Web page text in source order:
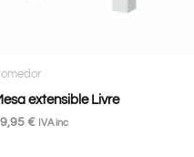
extensible Livre
€ IVA inc